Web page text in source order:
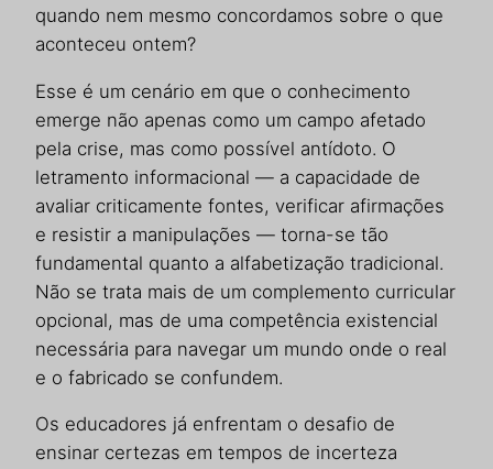
quando nem mesmo concordamos sobre o que
aconteceu ontem?
Esse é um cenário em que o conhecimento
emerge não apenas como um campo afetado
pela crise, mas como possível antídoto. O
letramento informacional — a capacidade de
avaliar criticamente fontes, verificar afirmações
e resistir a manipulações — torna-se tão
fundamental quanto a alfabetização tradicional.
Não se trata mais de um complemento curricular
opcional, mas de uma competência existencial
necessária para navegar um mundo onde o real
e o fabricado se confundem.
Os educadores já enfrentam o desafio de
ensinar certezas em tempos de incerteza